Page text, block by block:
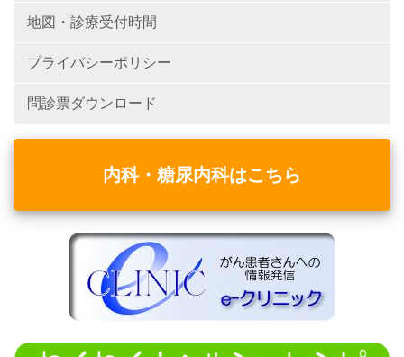
地図・診療受付時間
プライバシーポリシー
問診票ダウンロード
内科・糖尿内科はこちら